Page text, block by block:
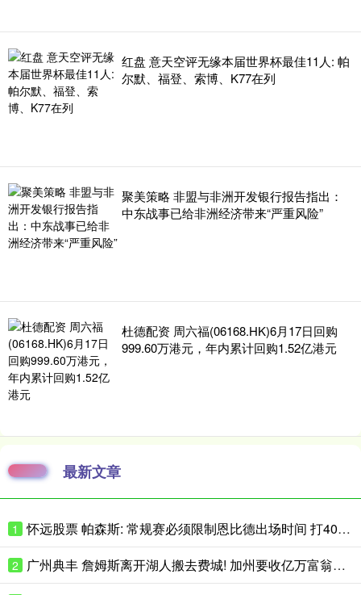
红盘 意天空评无缘本届世界杯最佳11人: 帕
尔默、福登、索博、K77在列
聚美策略 非盟与非洲开发银行报告指出：
中东战事已给非洲经济带来“严重风险”
杜德配资 周六福(06168.HK)6月17日回购
999.60万港元，年内累计回购1.52亿港元
最新文章
1 怀远股票 帕森斯: 常规赛必须限制恩比德出场时间 打40场&每场25分钟就行了
2 广州典丰 詹姆斯离开湖人搬去费城! 加州要收亿万富翁税, 搬走也白搭?